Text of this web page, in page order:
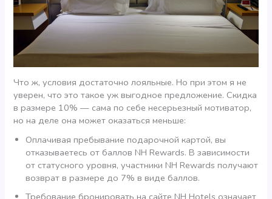
Что ж, условия достаточно лояльные. Но при этом я не
уверен, что это такое уж выгодное предложение. Скидка
в размере 10% — сама по себе несерьезный мотиватор,
но на деле она может оказаться меньше:
Оплачивая пребывание подарочной картой, вы
отказываетесь от баллов NH Rewards. В зависимости
от статусного уровня, участники NH Rewards получают
возврат в размере до 7% в виде баллов.